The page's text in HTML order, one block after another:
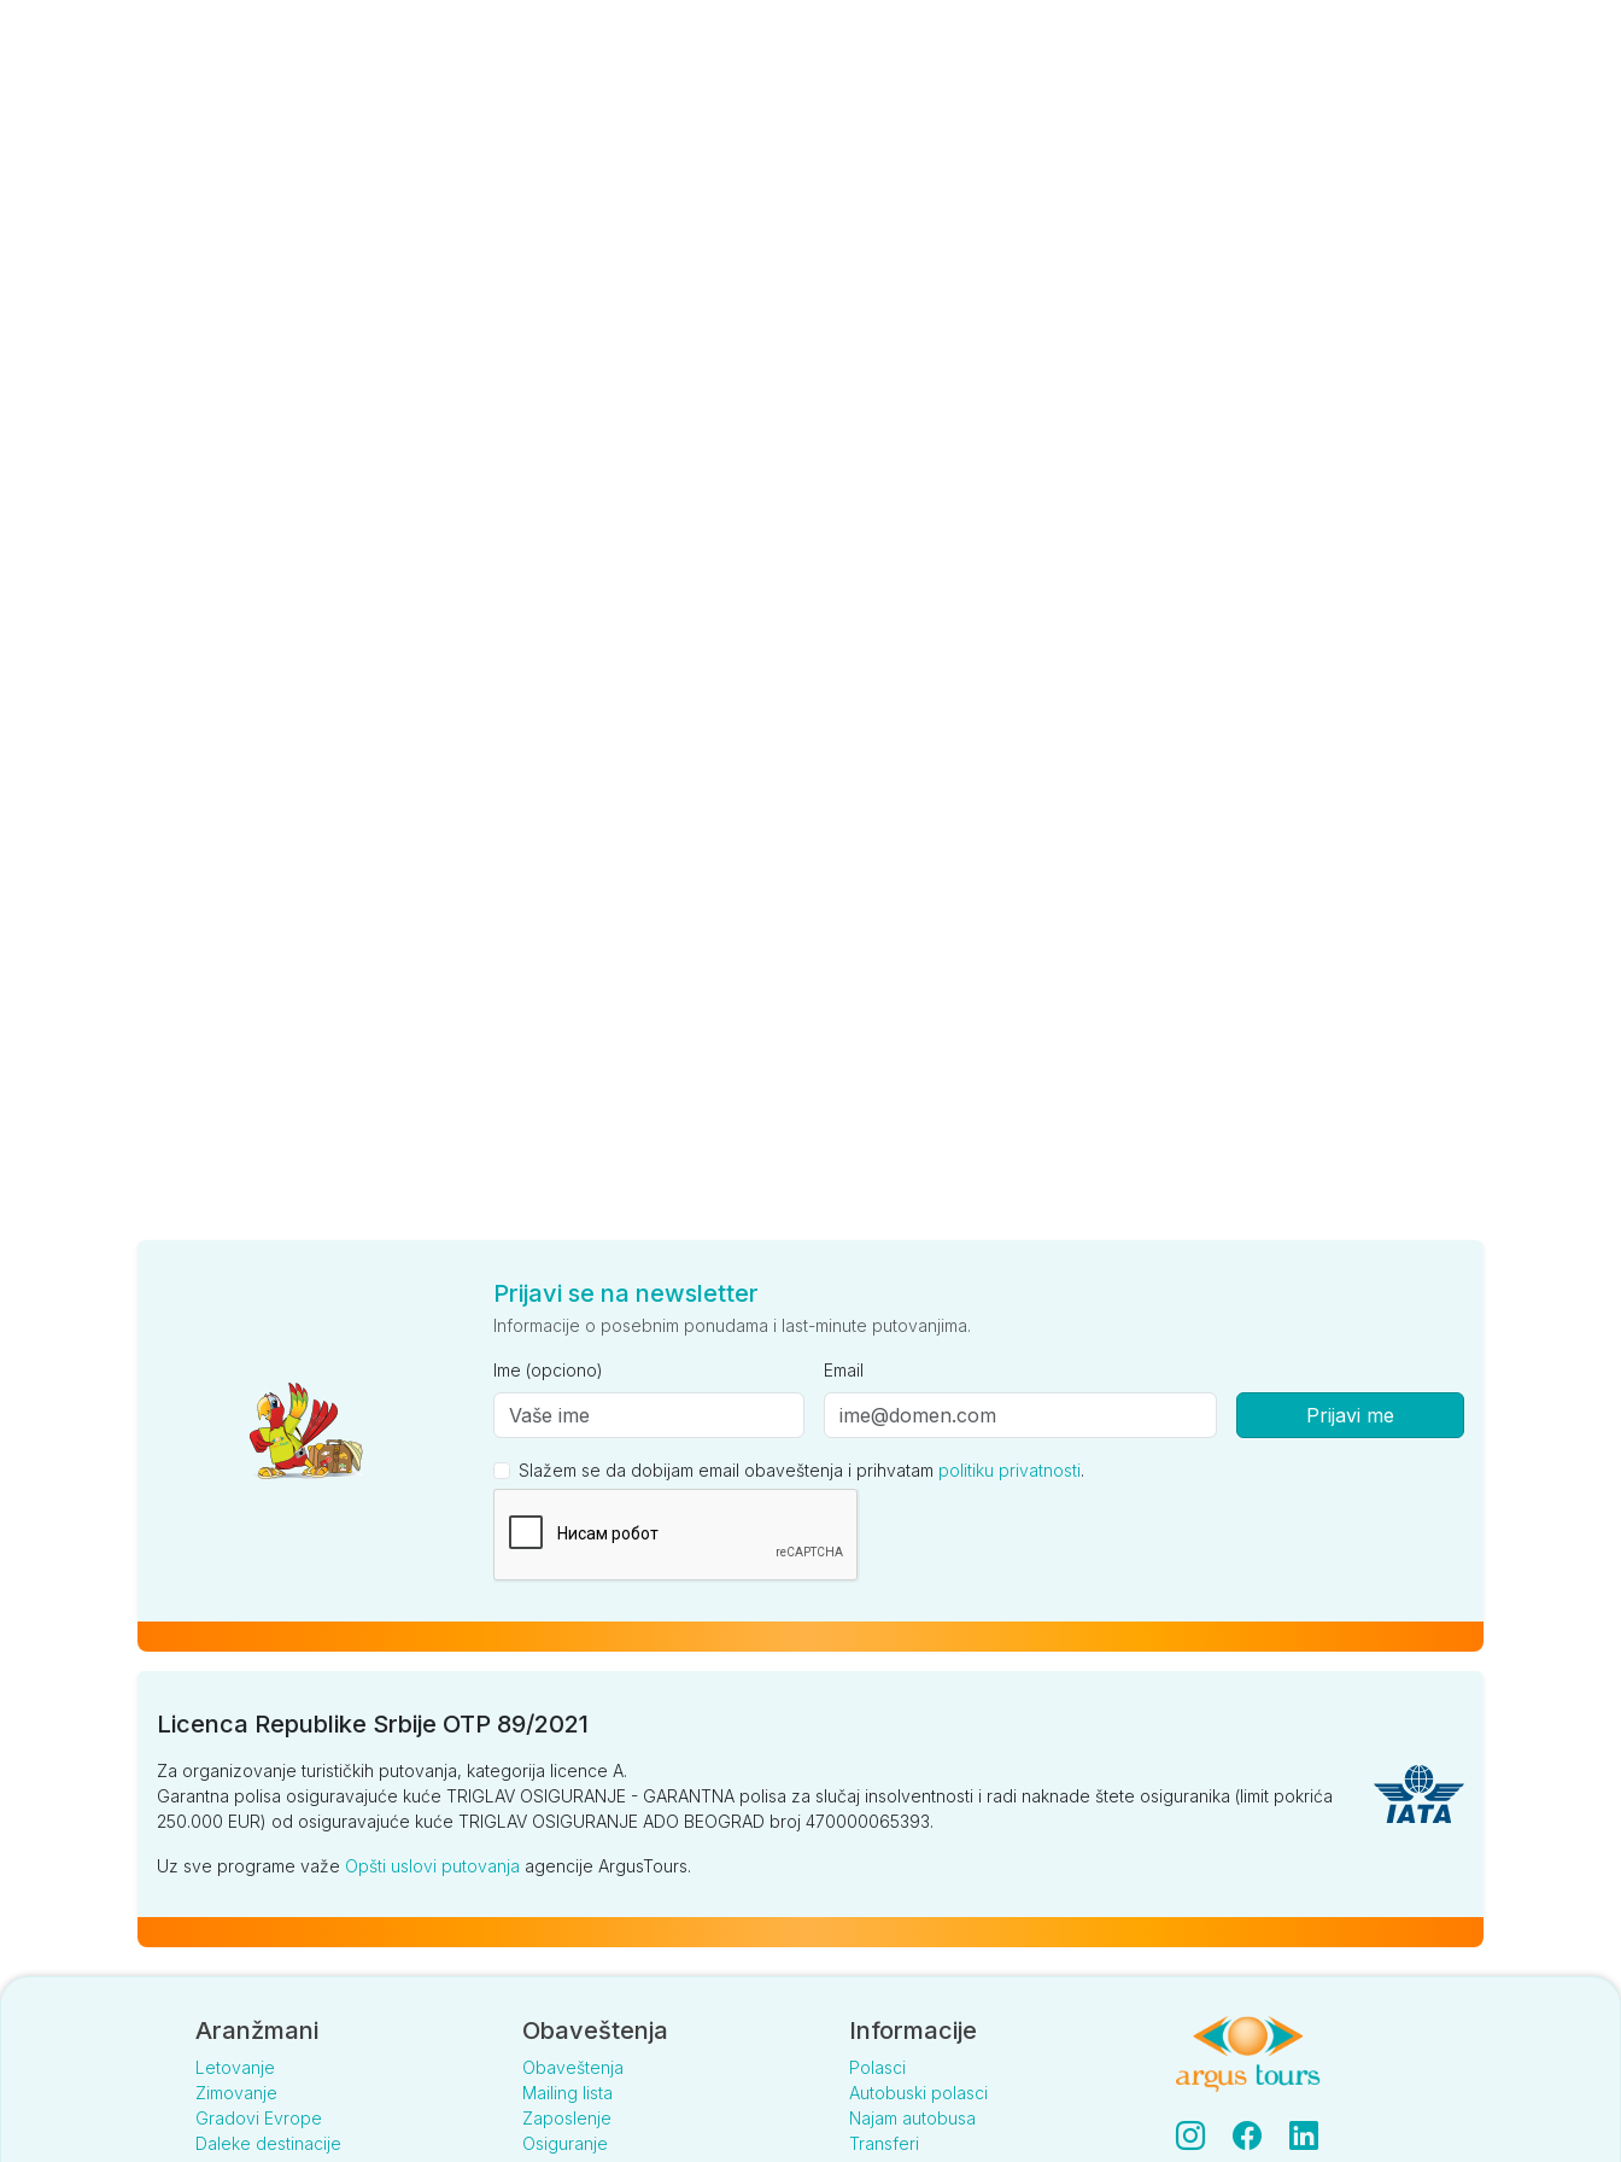
Prijavi se na newsletter
Informacije o posebnim ponudama i last-minute putovanjima.
Ime (opciono) Email
Prijavi me
Slažem se da dobijam email obaveštenja i prihvatam politiku privatnosti.
Licenca Republike Srbije OTP 89/2021
Za organizovanje turističkih putovanja, kategorija licence A.
Garantna polisa osiguravajuće kuće TRIGLAV OSIGURANJE - GARANTNA polisa za slučaj insolventnosti i radi naknade štete osiguranika (limit pokrića
250.000 EUR) od osiguravajuće kuće TRIGLAV OSIGURANJE ADO BEOGRAD broj 470000065393.
Uz sve programe važe Opšti uslovi putovanja agencije ArgusTours.
Aranžmani
Letovanje
Zimovanje
Gradovi Evrope
Daleke destinacije
Obaveštenja
Obaveštenja
Mailing lista
Zaposlenje
Osiguranje
Informacije
Polasci
Autobuski polasci
Najam autobusa
Transferi